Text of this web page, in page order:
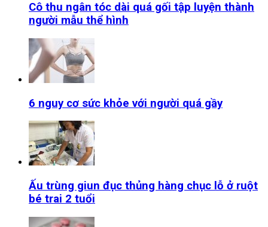
Cô thu ngân tóc dài quá gối tập luyện thành
người mẫu thể hình
6 nguy cơ sức khỏe với người quá gầy
Ấu trùng giun đục thủng hàng chục lỗ ở ruột
bé trai 2 tuổi